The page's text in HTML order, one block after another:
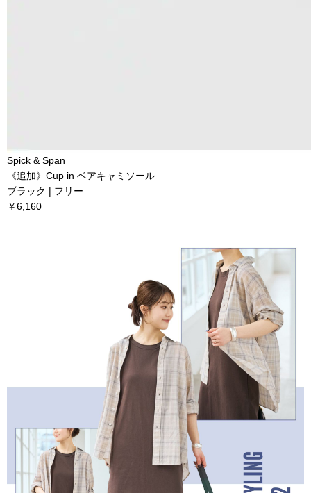
Spick & Span
《追加》Cup in ベアキャミソール
ブラック | フリー
￥6,160